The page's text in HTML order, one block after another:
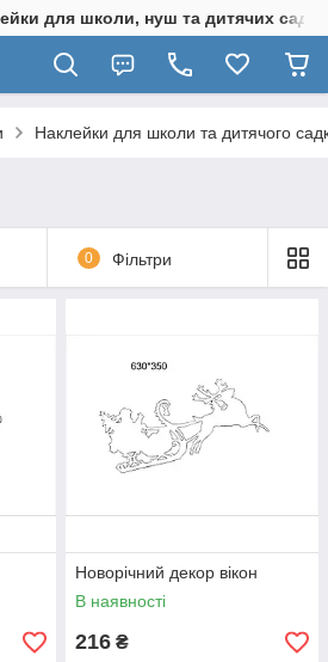
для школи, нуш та дитячих
Наклейки для школи та дитячого
0 Фільтри
Новорічний декор вікон
В наявності
216 ₴